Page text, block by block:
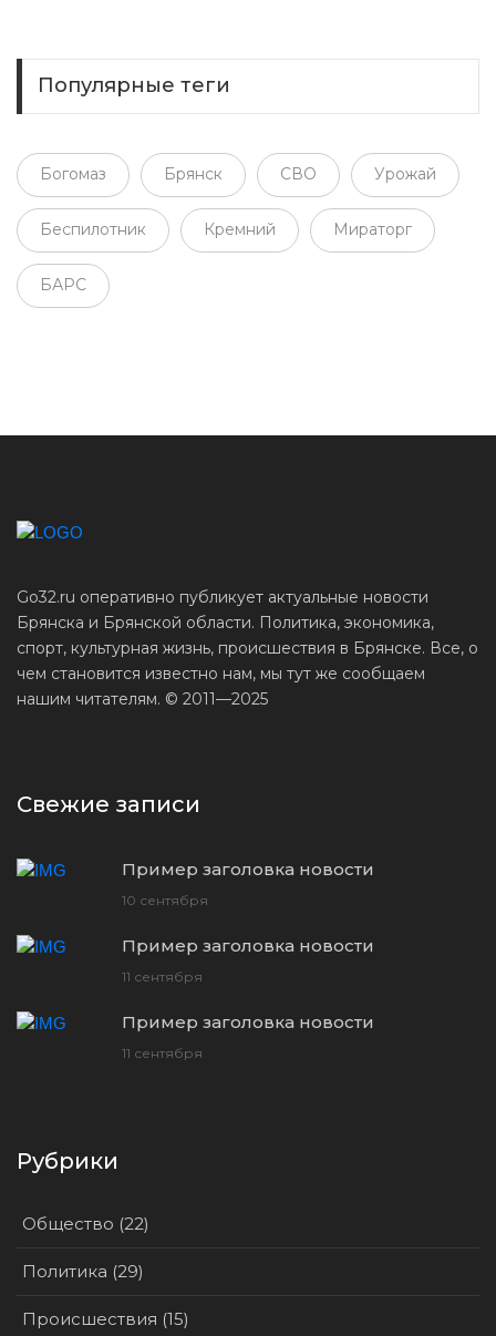
Популярные теги
Богомаз Брянск СВО Урожай
Беспилотник Кремний Мираторг
БАРС
Go32.ru оперативно публикует актуальные новости
Брянска и Брянской области. Политика, экономика,
спорт, культурная жизнь, происшествия в Брянске. Все, о
чем становится известно нам, мы тут же сообщаем
нашим читателям. © 2011—2025
Свежие записи
Пример заголовка новости
10 сентября
Пример заголовка новости
11 сентября
Пример заголовка новости
11 сентября
Рубрики
Общество (22)
Политика (29)
Происшествия (15)